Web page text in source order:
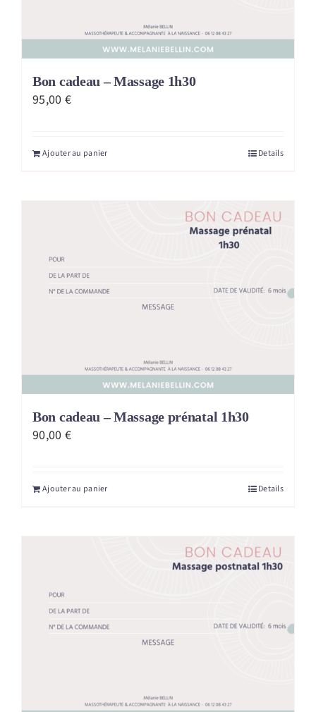
Bon cadeau – Massage 1h30
95,00 €
Ajouter au panier Details
Bon cadeau – Massage prénatal 1h30
90,00 €
Ajouter au panier Details